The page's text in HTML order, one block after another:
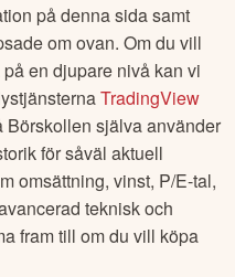
på denna sida samt
om ovan. Om du vill
på en djupare nivå kan vi
TradingView
Börskollen själva använder
för såväl aktuell
omsättning, vinst, P/E-tal,
teknisk och
fram till om du vill köpa